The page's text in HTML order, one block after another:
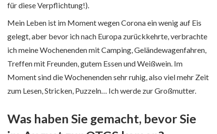
für diese Verpflichtung!).
Mein Leben ist im Moment wegen Corona ein wenig auf Eis
gelegt, aber bevor ich nach Europa zurückkehrte, verbrachte
ich meine Wochenenden mit Camping, Geländewagenfahren,
Treffen mit Freunden, gutem Essen und Weißwein. Im
Moment sind die Wochenenden sehr ruhig, also viel mehr Zeit
zum Lesen, Stricken, Puzzeln… Ich werde zur Großmutter.
Was haben Sie gemacht, bevor Sie